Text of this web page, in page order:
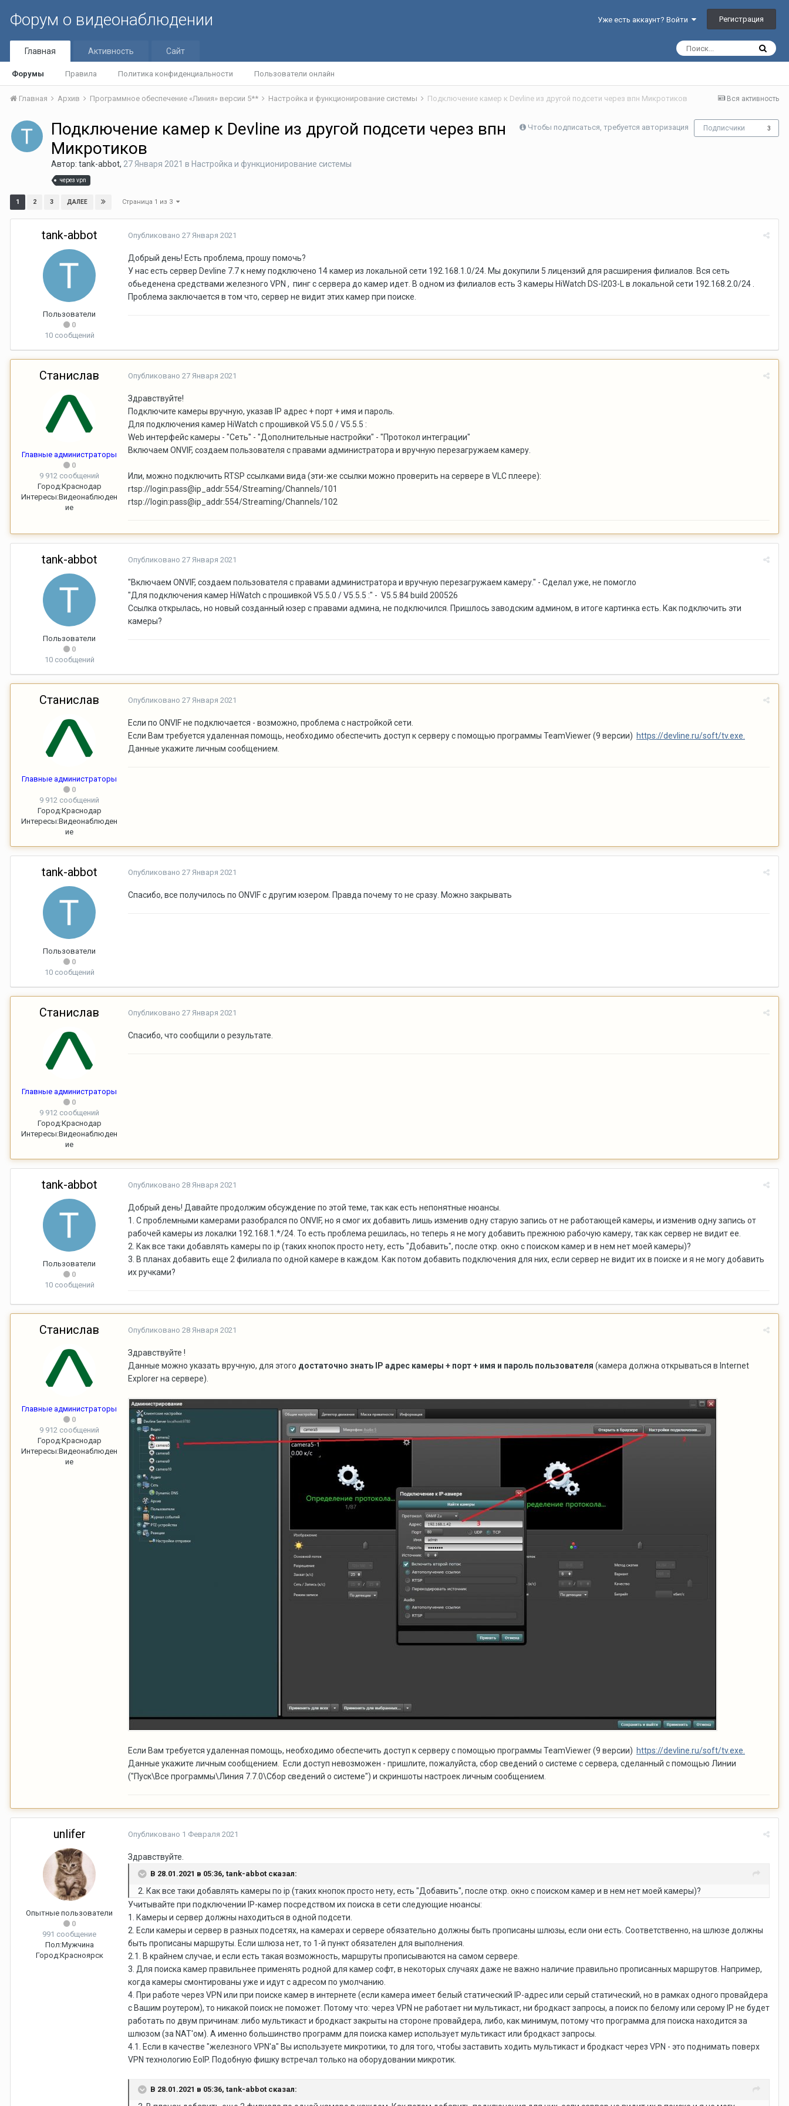
Форум о видеонаблюдении Уже есть аккаунт? Войти Регистрация
Главная
Форумы Правила Политика конфиденциальности Пользователи онлайн
Активность Сайт
Вся активность
Главная Архив Программное обеспечение «Линия» версии 5** Настройка и функционирование системы Подключение камер к Devline из другой подсети через впн Микротиков
Чтобы подписаться, требуется авторизация Подписчики 3
Подключение камер к Devline из другой подсети через впн
Микротиков
Автор: tank-abbot, 27 Января 2021 в Настройка и функционирование системы
через vpn
1 2 3 ДАЛЕЕ Страница 1 из 3
tank-abbot
Пользователи
0
10 сообщений
Опубликовано 27 Января 2021
Добрый день! Есть проблема, прошу помочь?
У нас есть сервер Devline 7.7 к нему подключено 14 камер из локальной сети 192.168.1.0/24. Мы докупили 5 лицензий для расширения филиалов. Вся сеть
обьеденена средствами железного VPN , пинг с сервера до камер идет. В одном из филиалов есть 3 камеры HiWatch DS-I203-L в локальной сети 192.168.2.0/24 .
Проблема заключается в том что, сервер не видит этих камер при поиске.
Станислав
Главные администраторы
0
9 912 сообщений
Город:Краснодар
Интересы:Видеонаблюден
ие
Опубликовано 27 Января 2021
Здравствуйте!
Подключите камеры вручную, указав IP адрес + порт + имя и пароль.
Для подключения камер HiWatch с прошивкой V5.5.0 / V5.5.5 :
Web интерфейс камеры - "Сеть" - "Дополнительные настройки" - "Протокол интеграции"
Включаем ONVIF, создаем пользователя с правами администратора и вручную перезагружаем камеру.
Или, можно подключить RTSP ссылками вида (эти-же ссылки можно проверить на сервере в VLC плеере):
rtsp://login:pass@ip_addr:554/Streaming/Channels/101
rtsp://login:pass@ip_addr:554/Streaming/Channels/102
tank-abbot
Пользователи
0
10 сообщений
Опубликовано 27 Января 2021
"Включаем ONVIF, создаем пользователя с правами администратора и вручную перезагружаем камеру." - Сделал уже, не помогло
"Для подключения камер HiWatch с прошивкой V5.5.0 / V5.5.5 :" - V5.5.84 build 200526
Ссылка открылась, но новый созданный юзер с правами админа, не подключился. Пришлось заводским админом, в итоге картинка есть. Как подключить эти
камеры?
Станислав
Главные администраторы
0
9 912 сообщений
Город:Краснодар
Интересы:Видеонаблюден
ие
Опубликовано 27 Января 2021
Если по ONVIF не подключается - возможно, проблема с настройкой сети.
Если Вам требуется удаленная помощь, необходимо обеспечить доступ к серверу с помощью программы TeamViewer (9 версии) https://devline.ru/soft/tv.exe.
Данные укажите личным сообщением.
tank-abbot
Пользователи
0
10 сообщений
Опубликовано 27 Января 2021
Спасибо, все получилось по ONVIF с другим юзером. Правда почему то не сразу. Можно закрывать
Станислав
Главные администраторы
0
9 912 сообщений
Город:Краснодар
Интересы:Видеонаблюден
ие
Опубликовано 27 Января 2021
Спасибо, что сообщили о результате.
tank-abbot
Пользователи
0
10 сообщений
Опубликовано 28 Января 2021
Добрый день! Давайте продолжим обсуждение по этой теме, так как есть непонятные нюансы.
1. С проблемными камерами разобрался по ONVIF, но я смог их добавить лишь изменив одну старую запись от не работающей камеры, и изменив одну запись от
рабочей камеры из локалки 192.168.1.*/24. То есть проблема решилась, но теперь я не могу добавить прежнюю рабочую камеру, так как сервер не видит ее.
2. Как все таки добавлять камеры по ip (таких кнопок просто нету, есть "Добавить", после откр. окно с поиском камер и в нем нет моей камеры)?
3. В планах добавить еще 2 филиала по одной камере в каждом. Как потом добавить подключения для них, если сервер не видит их в поиске и я не могу добавить
их ручками?
Станислав
Главные администраторы
0
9 912 сообщений
Город:Краснодар
Интересы:Видеонаблюден
ие
Опубликовано 28 Января 2021
Здравствуйте !
Данные можно указать вручную, для этого достаточно знать IP адрес камеры + порт + имя и пароль пользователя (камера должна открываться в Internet
Explorer на сервере).
Если Вам требуется удаленная помощь, необходимо обеспечить доступ к серверу с помощью программы TeamViewer (9 версии) https://devline.ru/soft/tv.exe.
Данные укажите личным сообщением. Если доступ невозможен - пришлите, пожалуйста, сбор сведений о системе с сервера, сделанный с помощью Линии
("Пуск\Все программы\Линия 7.7.0\Сбор сведений о системе") и скриншоты настроек личным сообщением.
unlifer
Опытные пользователи
0
991 сообщение
Пол:Мужчина
Город:Красноярск
Опубликовано 1 Февраля 2021
Здравствуйте.
В 28.01.2021 в 05:36, tank-abbot сказал:
2. Как все таки добавлять камеры по ip (таких кнопок просто нету, есть "Добавить", после откр. окно с поиском камер и в нем нет моей камеры)?
Учитывайте при подключении IP-камер посредством их поиска в сети следующие нюансы:
1. Камеры и сервер должны находиться в одной подсети.
2. Если камеры и сервер в разных подсетях, на камерах и сервере обязательно должны быть прописаны шлюзы, если они есть. Соответственно, на шлюзе должны
быть прописаны маршруты. Если шлюза нет, то 1-й пункт обязателен для выполнения.
2.1. В крайнем случае, и если есть такая возможность, маршруты прописываются на самом сервере.
3. Для поиска камер правильнее применять родной для камер софт, в некоторых случаях даже не важно наличие правильно прописанных маршрутов. Например,
когда камеры смонтированы уже и идут с адресом по умолчанию.
4. При работе через VPN или при поиске камер в интернете (если камера имеет белый статический IP-адрес или серый статический, но в рамках одного провайдера
с Вашим роутером), то никакой поиск не поможет. Потому что: через VPN не работает ни мультикаст, ни бродкаст запросы, а поиск по белому или серому IP не будет
работать по двум причинам: либо мультикаст и бродкаст закрыты на стороне провайдера, либо, как минимум, потому что программа для поиска находится за
шлюзом (за NAT'ом). А именно большинство программ для поиска камер использует мультикаст или бродкаст запросы.
4.1. Если в качестве "железного VPN'а" Вы используете микротики, то для того, чтобы заставить ходить мультикаст и бродкаст через VPN - это поднимать поверх
VPN технологию EoIP. Подобную фишку встречал только на оборудовании микротик.
В 28.01.2021 в 05:36, tank-abbot сказал: